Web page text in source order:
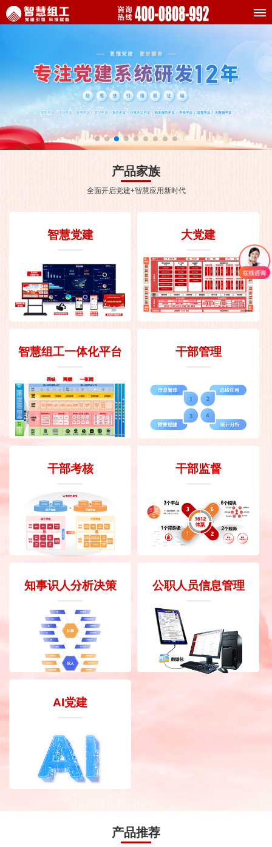
产品家族
全面开启党建+智慧应用新时代
智慧党建 大党建
智慧组工一体化平台 干部管理
干部考核 干部监督
知事识人分析决策 公职人员信息管理
AI党建
产品推荐